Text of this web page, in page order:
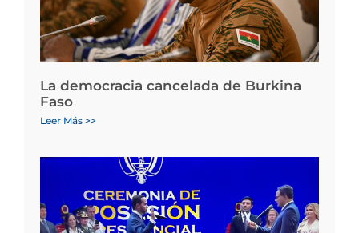
La democracia cancelada de Burkina
Faso
Leer Más >>